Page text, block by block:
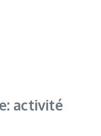
activité